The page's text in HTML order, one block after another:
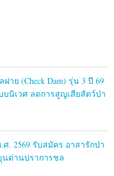
าย (Check Dam) รุ่น 3 ปี 69
นิเวศ ลดการสูญเสียสัตว์ป่า
. 2569 รับสมัคร อาสารักป่า
นด่านปราการชล